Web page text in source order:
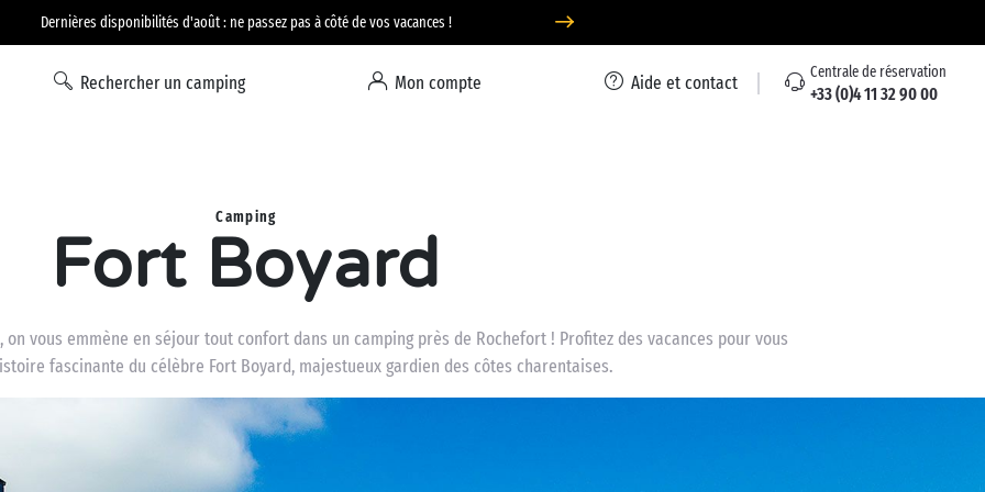
Dernières disponibilités d'août : ne passez pas à côté de vos vacances !
Rechercher un camping Mon compte Aide et contact Centrale de réservation
+33 (0)4 11 32 90 00
Camping
Fort Boyard
vous emmène en séjour tout confort dans un camping près de Rochefort ! Profitez des vacances pour vous
fascinante du célèbre Fort Boyard, majestueux gardien des côtes charentaises.